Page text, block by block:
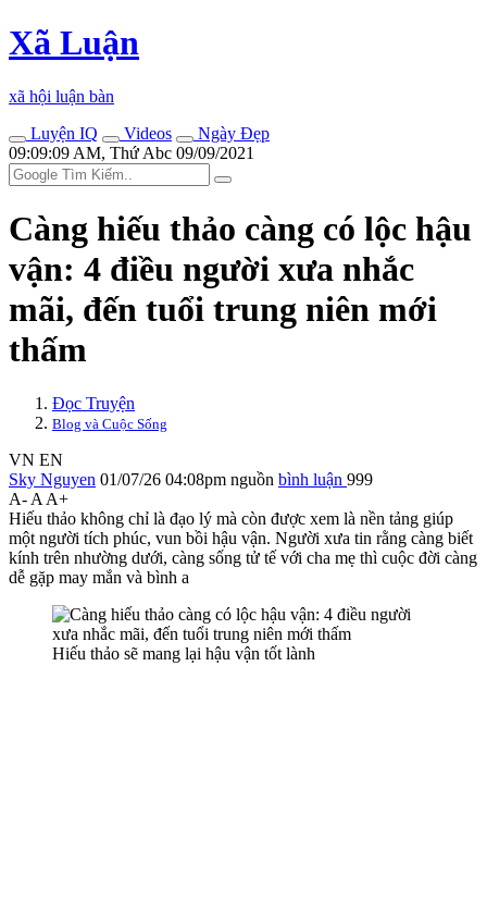
Xã Luận
xã hội luận bàn
Luyện IQ
Videos
Ngày Đẹp
09:09:09 AM, Thứ Abc 09/09/2021
Càng hiếu thảo càng có lộc hậu
vận: 4 điều người xưa nhắc
mãi, đến tuổi trung niên mới
thấm
Đọc Truyện
Blog và Cuộc Sống
VN EN
Sky Nguyen 01/07/26 04:08pm nguồn bình luận 999
A- A A+
Hiếu thảo không chỉ là đạo lý mà còn được xem là nền tảng giúp
một người tích phúc, vun bồi hậu vận. Người xưa tin rằng càng biết
kính trên nhường dưới, càng sống tử tế với cha mẹ thì cuộc đời càng
dễ gặp may mắn và bình a
Hiếu thảo sẽ mang lại hậu vận tốt lành